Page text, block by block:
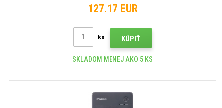
127.17 EUR
ks KÚPIŤ
SKLADOM MENEJ AKO 5 KS